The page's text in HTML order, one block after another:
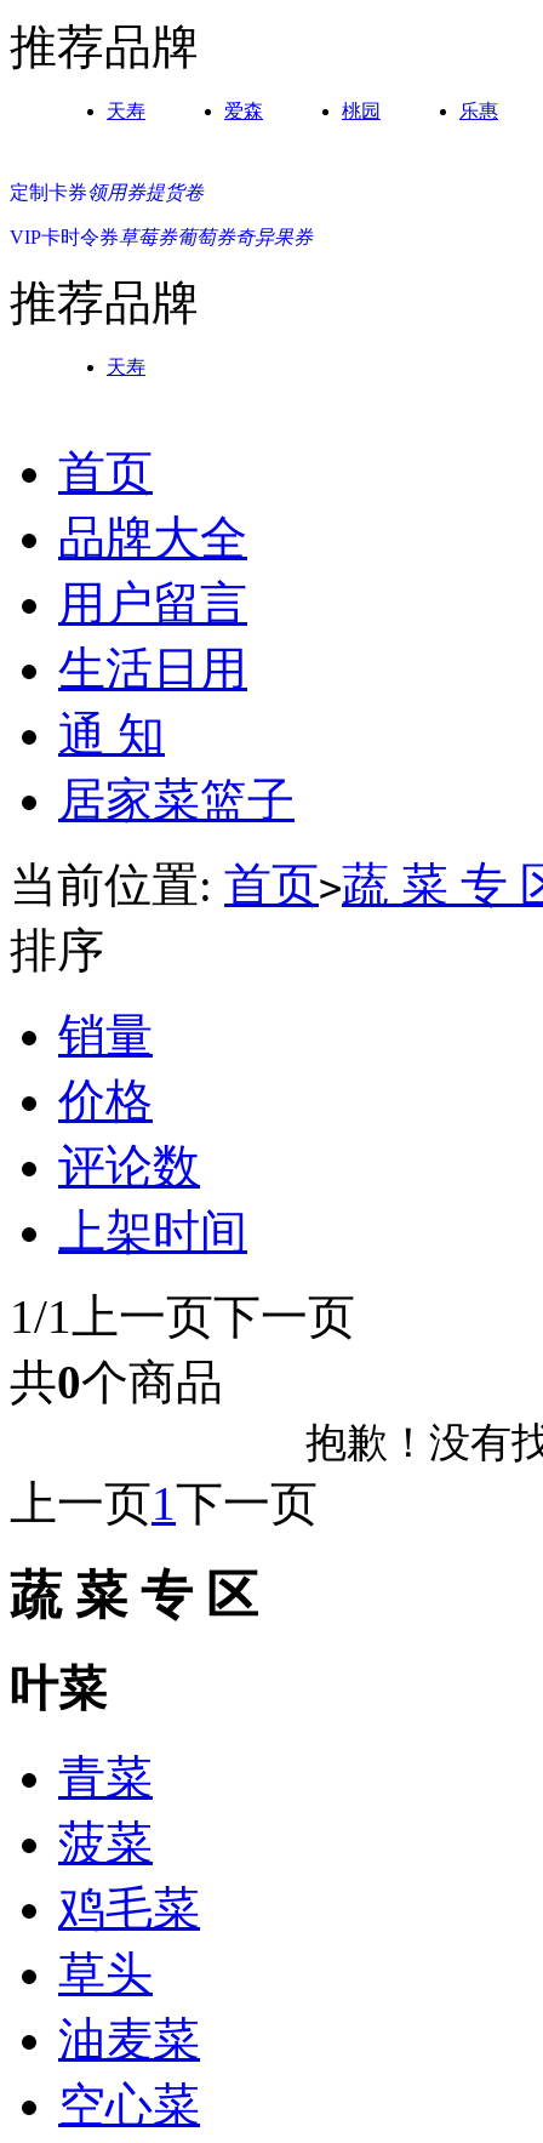
推荐品牌
天寿 爱森 桃园 乐惠
定制卡券领用券提货卷
VIP卡时令券草莓券葡萄券奇异果券
推荐品牌
天寿
首页
品牌大全
用户留言
生活日用
通 知
居家菜篮子
当前位置: 首页>蔬 菜 专
排序
销量
价格
评论数
上架时间
1/1 上一页下一页
共0个商品
抱歉！没有
上一页1下一页
蔬 菜 专 区
叶菜
青菜
菠菜
鸡毛菜
草头
油麦菜
空心菜